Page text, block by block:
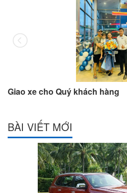
Giao xe cho Quý khách hàng
BÀI VIẾT MỚI